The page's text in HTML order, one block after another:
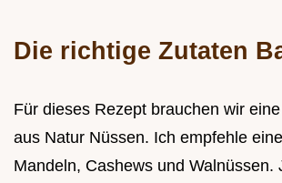
Die richtige Zutaten
Für dieses Rezept brauchen wir
aus Natur Nüssen. Ich empfehle
Mandeln, Cashews und Walnüssen.